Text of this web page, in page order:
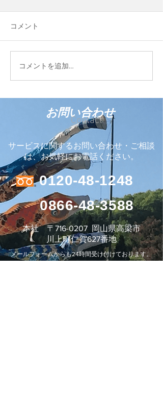
FIELD STYLE TOKYO
2026に参加しています
コメント
コメントを追加…
お問い合わせ
Contact
サービスに関するお問い合わせ・ご相談
は、お気軽にお電話ください。
0120-48-1248
0866-48-3588
本社 〒716-0207 岡山県高梁市
川上町仁賀627番地
メールフォームからも24時間受け付けております。